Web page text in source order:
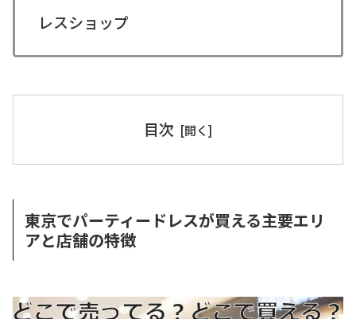
レスショップ
目次
東京でパーティードレスが買える主要エリ
アと店舗の特徴